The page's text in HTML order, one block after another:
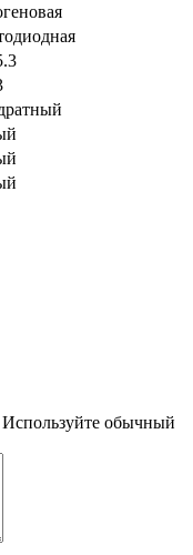
обычный